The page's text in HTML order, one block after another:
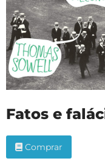
Fatos e
Comprar